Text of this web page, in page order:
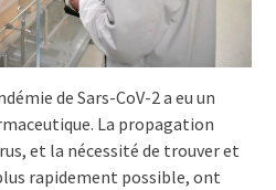
de Sars-CoV-2 a eu un
La propagation
et la nécessité de trouver et
rapidement possible, ont